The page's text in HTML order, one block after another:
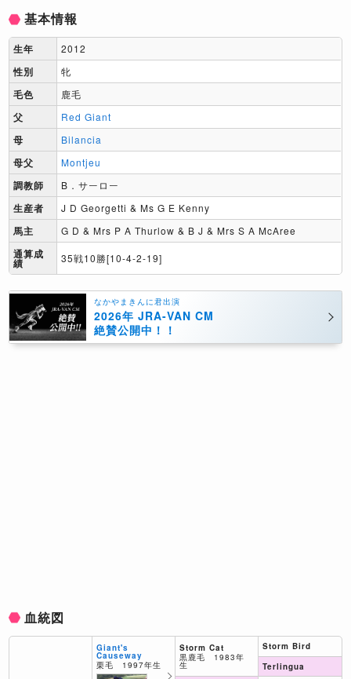
基本情報
生年 2012
性別 牝
毛色 鹿毛
父 Red Giant
母 Bilancia
母父 Montjeu
調教師 B．サーロー
生産者 J D Georgetti & Ms G E Kenny
馬主 G D & Mrs P A Thurlow & B J & Mrs S A McAree
通算成
績 35戦10勝[10-4-2-19]
なかやまきんに君出演
2026年 JRA-VAN CM
絶賛公開中！！
血統図
Giant's
Causeway
栗毛 1997年生
Storm Cat
黒鹿毛 1983年
生
Storm Bird
Terlingua